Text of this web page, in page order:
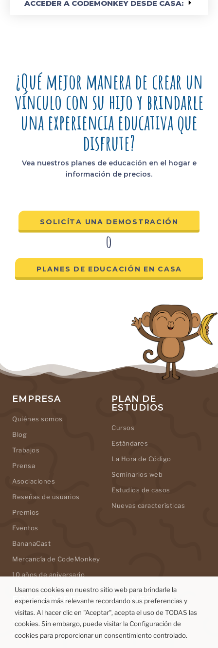
ACCEDER A CODEMONKEY DESDE CASA:
¿Qué mejor manera de crear un
vínculo con su hijo y brindarle
una experiencia educativa que
disfrute?
Vea nuestros planes de educación en el hogar e
información de precios.
SOLICÍTA UNA DEMOSTRACIÓN
o
PLANES DE EDUCACIÓN EN CASA
EMPRESA
Quiénes somos
Blog
Trabajos
Prensa
Asociaciones
Reseñas de usuarios
Premios
Eventos
BananaCast
Mercancía de CodeMonkey
10 años de aniversario
PLAN DE
ESTUDIOS
Cursos
Estándares
La Hora de Código
Seminarios web
Estudios de casos
Nuevas características
EDUCADORES
Distritos escolares
PLANES
Planes para padres
Usamos cookies en nuestro sitio web para brindarle la
experiencia más relevante recordando sus preferencias y
visitas. Al hacer clic en "Aceptar", acepta el uso de TODAS las
cookies. Sin embargo, puede visitar la Configuración de
cookies para proporcionar un consentimiento controlado.